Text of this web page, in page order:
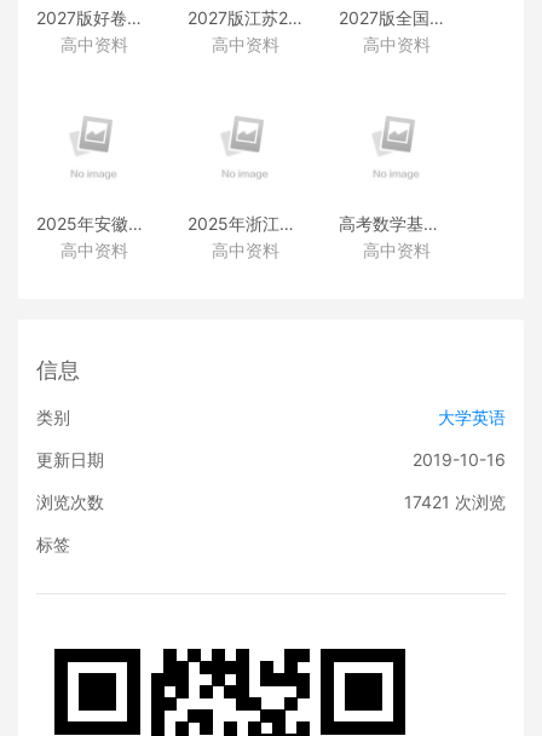
2027版好卷速递附赠资料
高中资料
2027版江苏28套附赠资料
高中资料
2027版全国38套附赠资料
高中资料
2025年安徽高考真题
（化学）
高中资料
2025年浙江高考真题
（化学）
高中资料
高考数学基础篇
（类题拓展和变式练透）
高中资料
信息
类别 大学英语
更新日期 2019-10-16
浏览次数 17421 次浏览
标签